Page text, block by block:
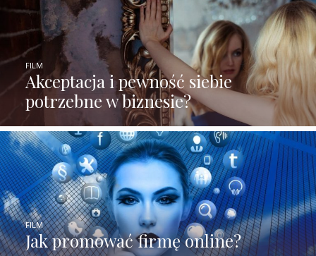
Akceptacja i pewność siebie
potrzebne w biznesie?
FILM
Jak promować firmę online?
FILM